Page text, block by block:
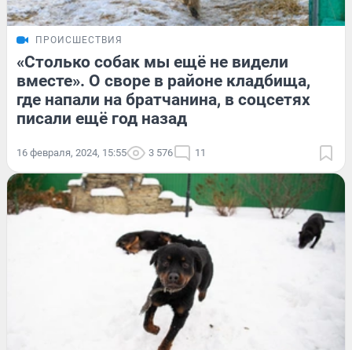
ПРОИСШЕСТВИЯ
«Столько собак мы ещё не видели
вместе». О своре в районе кладбища,
где напали на братчанина, в соцсетях
писали ещё год назад
16 февраля, 2024, 15:55 3 576 11